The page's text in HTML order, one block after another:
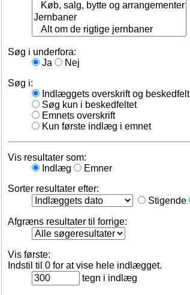
Søg i underfora:
Ja
Nej
Søg i:
Indlæggets overskrift og beskedfelt
Søg kun i beskedfeltet
Emnets overskrift
Kun første indlæg i emnet
Vis resultater som:
Indlæg
Emner
Sorter resultater efter:
Stigende
Afgræns resultater til forrige:
Vis første:
Indstil til 0 for at vise hele indlægget.
tegn i indlæg